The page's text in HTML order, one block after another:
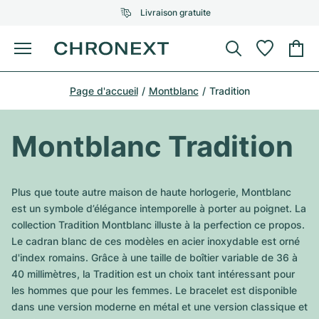
Livraison gratuite
Menu
Acheter une montre
UNE SÉLECTION D'EXCEPTION
Tous les modèles Rolex
Modèles les plus vendus
Air-King
Omega
Tous les modèles Omega
Modèles les plus vendus
Patek Philippe
Tous les modèles Patek Philippe
Modèles les plus vendus
Audemars Piguet
Tous les modèles Audemars Piguet
Cartier
Breitling
Bijoux
UNE SÉLECTION D'EXCEPTION
Tiffany
Louis Vuitton
Gebauer & Gebauer
Van Cleef & Arpels
Bvlgari
Nouveautés
Sale
Page d'accueil Montblanc Tradition
Montblanc Tradition
Plus que toute autre maison de haute horlogerie, Montblanc
est un symbole d’élégance intemporelle à porter au poignet. La
collection Tradition Montblanc illuste à la perfection ce propos.
Le cadran blanc de ces modèles en acier inoxydable est orné
d'index romains. Grâce à une taille de boîtier variable de 36 à
40 millimètres, la Tradition est un choix tant intéressant pour
les hommes que pour les femmes. Le bracelet est disponible
dans une version moderne en métal et une version classique et